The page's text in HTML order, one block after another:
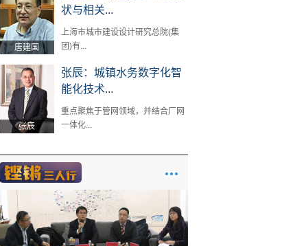
唐建国
状与相关...
上海市城市建设设计研究总院(集
团)有...
张辰
张辰：城镇水务数字化智
能化技术...
重点聚焦于管网领域，并结合厂网
一体化...